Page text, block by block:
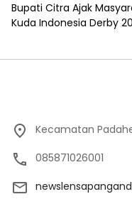
Bupati Citra Ajak
Kuda Indonesia Derby
Kecamatan
085871026001